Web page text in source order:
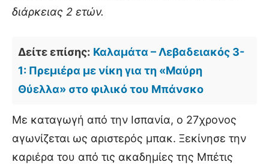
διάρκειας 2 ετών.
Δείτε επίσης: Καλαμάτα – Λεβαδειακός 3-
1: Πρεμιέρα με νίκη για τη «Μαύρη
Θύελλα» στο φιλικό του Μπάνσκο
Με καταγωγή από την Ισπανία, ο 27χρονος
αγωνίζεται ως αριστερός μπακ. Ξεκίνησε την
καριέρα του από τις ακαδημίες της Μπέτις